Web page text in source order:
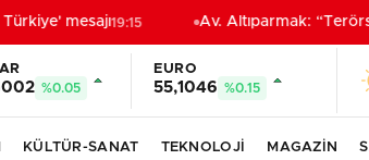
mesajı19:15 Av. Altıparmak:
%0.05
EURO
55,1046 %0.15
KÜLTÜR-SANAT TEKNOLOJİ MAGAZİN